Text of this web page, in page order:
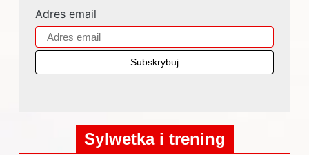
Adres email
Sylwetka i trening